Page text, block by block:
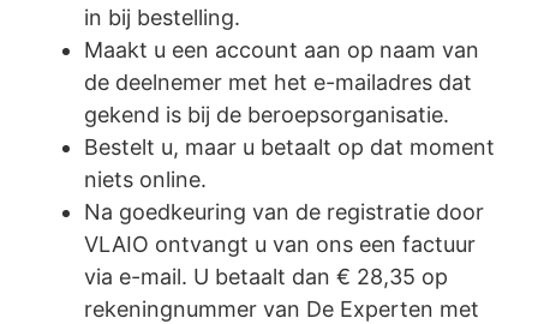
in bij bestelling.
Maakt u een account aan op naam van
de deelnemer met het e-mailadres dat
gekend is bij de beroepsorganisatie.
Bestelt u, maar u betaalt op dat moment
niets online.
Na goedkeuring van de registratie door
VLAIO ontvangt u van ons een factuur
via e-mail. U betaalt dan € 28,35 op
rekeningnummer van De Experten met